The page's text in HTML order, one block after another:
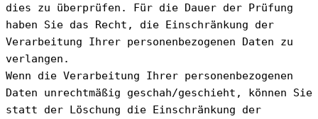
dies zu überprüfen. Für die Dauer der Prüfung
haben Sie das Recht, die Einschränkung der
Verarbeitung Ihrer personenbezogenen Daten zu
verlangen.
Wenn die Verarbeitung Ihrer personenbezogenen
Daten unrechtmäßig geschah/geschieht, können Sie
statt der Löschung die Einschränkung der